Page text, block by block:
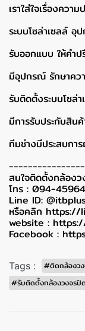
เราใส่ใจเรื่องคว
ระบบโซล่าเซลล์
รับออกแบบ ให้คำ
มีอุปกรณ์ รักษาค
รับติดตั้งระบบโซล่
มีการรับประกับสิน
ทีมช่างมีประสบกา
สนใจติดตั้งกล้อง
โทร : 094-
Line ID:
หรือคลิก https://
website :
Facebook :
Tags : #ติดกล้องว
#รับติดตั้งกล้องวงจรปิด